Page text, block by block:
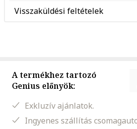
Visszaküldési feltételek
A termékhez tartozó
Genius előnyök:
Exkluzív ajánlatok.
Ingyenes szállítás